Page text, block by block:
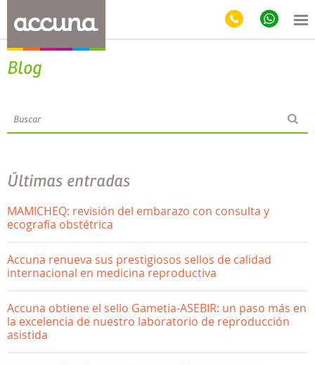
Blog
Últimas entradas
MAMICHEQ: revisión del embarazo con consulta y
ecografía obstétrica
Accuna renueva sus prestigiosos sellos de calidad
internacional en medicina reproductiva
Accuna obtiene el sello Gametia-ASEBIR: un paso más en
la excelencia de nuestro laboratorio de reproducción
asistida